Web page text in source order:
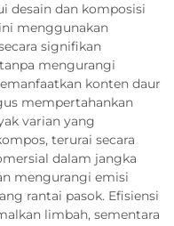
desain dan komposisi
menggunakan
signifikan
mengurangi
konten daur
mempertahankan
varian yang
terurai secara
dalam jangka
mengurangi emisi
rantai pasok. Efisiensi
limbah, sementara